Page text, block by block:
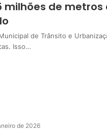
milhões de
de Trânsito e
Isso…
de 2026